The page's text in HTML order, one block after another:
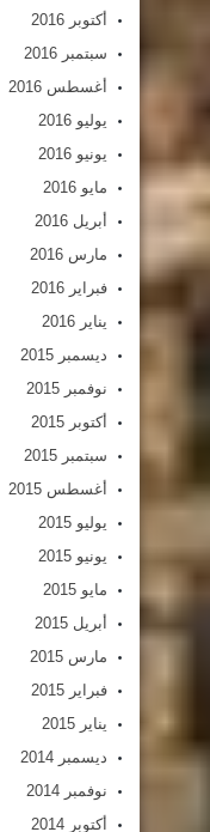
أكتوبر 2016
سبتمبر 2016
أغسطس 2016
يوليو 2016
يونيو 2016
مايو 2016
أبريل 2016
مارس 2016
فبراير 2016
يناير 2016
ديسمبر 2015
نوفمبر 2015
أكتوبر 2015
سبتمبر 2015
أغسطس 2015
يوليو 2015
يونيو 2015
مايو 2015
أبريل 2015
مارس 2015
فبراير 2015
يناير 2015
ديسمبر 2014
نوفمبر 2014
أكتوبر 2014